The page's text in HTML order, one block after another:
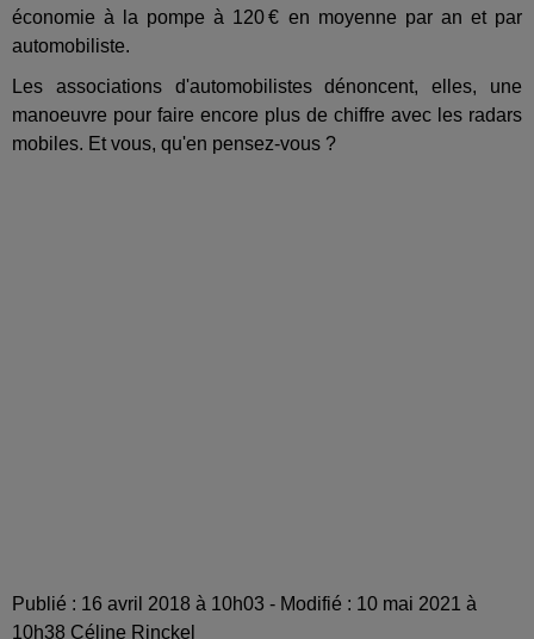
économie à la pompe à 120 € en moyenne par an et par
automobiliste.
Les associations d'automobilistes dénoncent, elles, une
manoeuvre pour faire encore plus de chiffre avec les radars
mobiles. Et vous, qu'en pensez-vous ?
Publié : 16 avril 2018 à 10h03 - Modifié : 10 mai 2021 à
10h38 Céline Rinckel